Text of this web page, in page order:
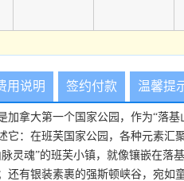
用说明 签约付款 温馨提
加拿大第一个国家公园，作为“落
它：在班芙国家公园，各种元素汇
灵魂”的班芙小镇，就像镶嵌在落
还有银装素裹的强斯顿峡谷，宛如